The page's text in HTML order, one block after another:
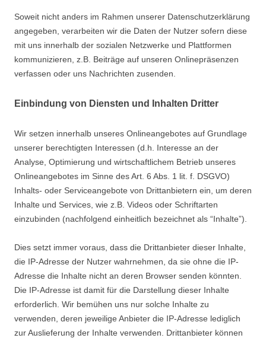
Soweit nicht anders im Rahmen unserer Datenschutzerklärung
angegeben, verarbeiten wir die Daten der Nutzer sofern diese
mit uns innerhalb der sozialen Netzwerke und Plattformen
kommunizieren, z.B. Beiträge auf unseren Onlinepräsenzen
verfassen oder uns Nachrichten zusenden.
Einbindung von Diensten und Inhalten Dritter
Wir setzen innerhalb unseres Onlineangebotes auf Grundlage
unserer berechtigten Interessen (d.h. Interesse an der
Analyse, Optimierung und wirtschaftlichem Betrieb unseres
Onlineangebotes im Sinne des Art. 6 Abs. 1 lit. f. DSGVO)
Inhalts- oder Serviceangebote von Drittanbietern ein, um deren
Inhalte und Services, wie z.B. Videos oder Schriftarten
einzubinden (nachfolgend einheitlich bezeichnet als “Inhalte”).
Dies setzt immer voraus, dass die Drittanbieter dieser Inhalte,
die IP-Adresse der Nutzer wahrnehmen, da sie ohne die IP-
Adresse die Inhalte nicht an deren Browser senden könnten.
Die IP-Adresse ist damit für die Darstellung dieser Inhalte
erforderlich. Wir bemühen uns nur solche Inhalte zu
verwenden, deren jeweilige Anbieter die IP-Adresse lediglich
zur Auslieferung der Inhalte verwenden. Drittanbieter können